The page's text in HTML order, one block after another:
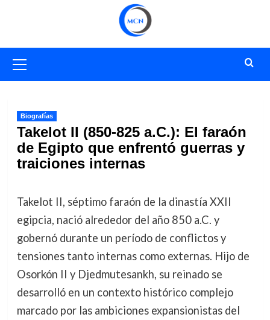
primario
Biografías
Takelot II (850-825 a.C.): El faraón
de Egipto que enfrentó guerras y
traiciones internas
Takelot II, séptimo faraón de la dinastía XXII
egipcia, nació alrededor del año 850 a.C. y
gobernó durante un período de conflictos y
tensiones tanto internas como externas. Hijo de
Osorkón II y Djedmutesankh, su reinado se
desarrolló en un contexto histórico complejo
marcado por las ambiciones expansionistas del